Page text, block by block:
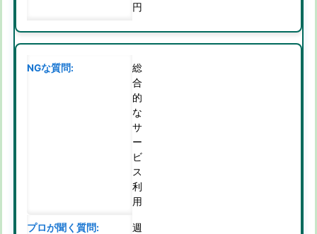
円
総
合
的
な
サ
ー
ビ
ス
利
用
週